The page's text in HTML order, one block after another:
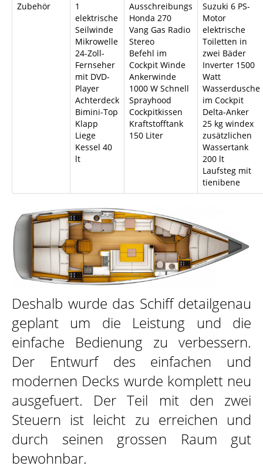
Zubehör
1
elektrische
Seilwinde
Mikrowelle
24-Zoll-
Fernseher
mit DVD-
Player
Achterdeck
Bimini-Top
Klapp
Liege
Kessel 40
lt
Ausschreibungs
Honda 270
Vang Gas Radio
Stereo
Befehl im
Cockpit Winde
Ankerwinde
1000 W Schnell
Sprayhood
Cockpitkissen
Kraftstofftank
150 Liter
Suzuki 6 PS-
Motor
elektrische
Toiletten in
zwei Bäder
Inverter 1500
Watt
Wasserdusche
im Cockpit
Delta-Anker
25 kg windex
zusätzlichen
Wassertank
200 lt
Laufsteg mit
tienibene
Deshalb wurde das Schiff detailgenau
geplant um die Leistung und die
einfache Bedienung zu verbessern.
Der Entwurf des einfachen und
modernen Decks wurde komplett neu
ausgefuert. Der Teil mit den zwei
Steuern ist leicht zu erreichen und
durch seinen grossen Raum gut
bewohnbar.